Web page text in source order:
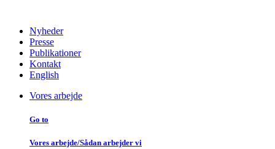
Nyheder
Presse
Publikationer
Kontakt
English
Vores arbejde
Go to
Vores arbejde/Sådan arbejder vi